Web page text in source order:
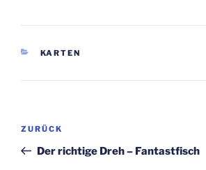
KATEGORIEN
KARTEN
Beitragsnavigation
Vorheriger
Beitrag
ZURÜCK
Der richtige Dreh – Fantastfisch